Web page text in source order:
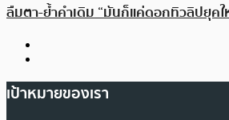
ลืมตา-ย้ำคำเดิม “มันก็แค่ดอกทิวลิปยุคใ
เป้าหมายของเรา